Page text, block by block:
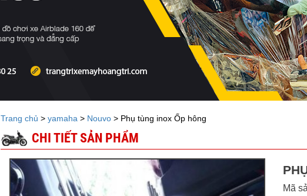
Trang chủ > yamaha > Nouvo> Phụ tùng inox Ốp hông
CHI TIẾT SẢN PHẨM
Mã